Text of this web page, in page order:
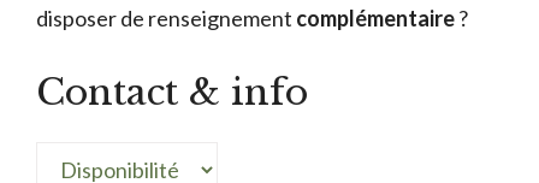
disposer de renseignement complémentaire?
Contact & info